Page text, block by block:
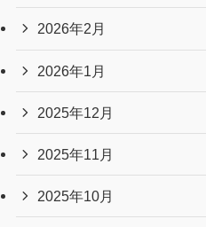
2026年2月
2026年1月
2025年12月
2025年11月
2025年10月